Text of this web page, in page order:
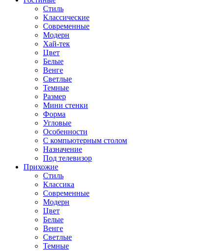
Стиль
Классические
Современные
Модерн
Хай-тек
Цвет
Белые
Венге
Светлые
Темные
Размер
Мини стенки
Форма
Угловые
Особенности
С компьютерным столом
Назначение
Под телевизор
Прихожие
Стиль
Классика
Современные
Модерн
Цвет
Белые
Венге
Светлые
Темные